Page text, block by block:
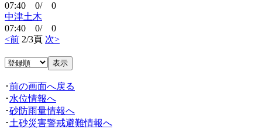
07:40 0/ 0
中津土木
07:40 0/ 0
<前 2/3頁 次>
･前の画面へ戻る
･ 水位情報へ
･砂防雨量情報へ
･ 土砂災害警戒避難情報へ